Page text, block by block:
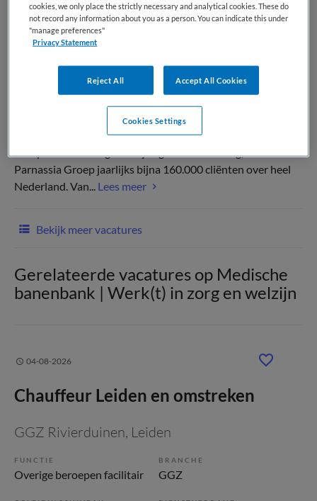
meer actueel. Hieronder staan enkele vergelijkbare
vacatures die voor u wellicht interessant zijn.
Parnassia Groep jaarlijks bijna 160.000 cliënten over heel
Nederland. Van... Lees meer
Bekijk meer vacatures
Gerelateerde vacatures op Medische
banenbank | Werk(t) in zorg en welzijn
04-08-2026
Chauffeur Leiden en omstreken
GGZ Rivierduinen, Leiden
FUNCTIE
Overige beroepen facilitair
BRANCHE
GGZ
cookies, we only place the strictly necessary and analytical cookies. These do
not record any information about you as a person. You can indicate this under
"manage preferences"
Privacy Statement
Reject All Accept All Cookies
Cookies Settings